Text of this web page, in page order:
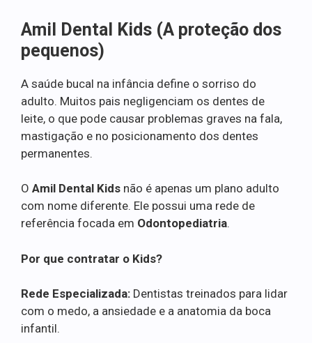
Amil Dental Kids (A proteção dos
pequenos)
A saúde bucal na infância define o sorriso do
adulto. Muitos pais negligenciam os dentes de
leite, o que pode causar problemas graves na fala,
mastigação e no posicionamento dos dentes
permanentes.
O Amil Dental Kids não é apenas um plano adulto
com nome diferente. Ele possui uma rede de
referência focada em Odontopediatria.
Por que contratar o Kids?
Rede Especializada: Dentistas treinados para lidar
com o medo, a ansiedade e a anatomia da boca
infantil.